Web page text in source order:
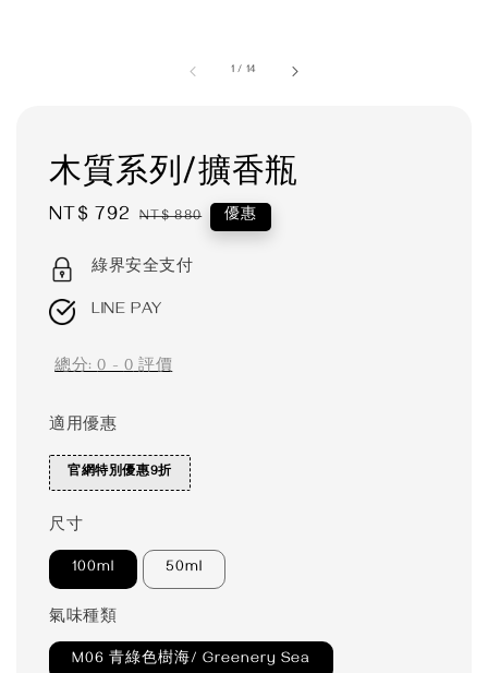
1 / 14
木質系列/擴香瓶
Sale
NT$ 792 Regular
NT$ 880 優惠
綠界安全支付
LINE PAY
總分:0-0評價
適用優惠
官網特別優惠9折
尺寸
100ml 50ml
氣味種類
M06 青綠色樹海/ Greenery Sea